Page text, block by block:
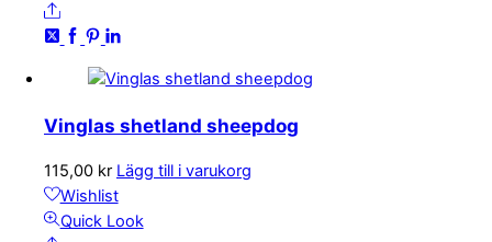
Share
Vinglas shetland sheepdog
115,00 kr Lägg till i varukorg
Wishlist
Quick Look